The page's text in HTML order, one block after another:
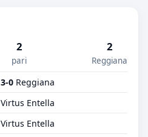
2
pari
2
Reggiana
3-0 Reggiana
Virtus Entella
Virtus Entella